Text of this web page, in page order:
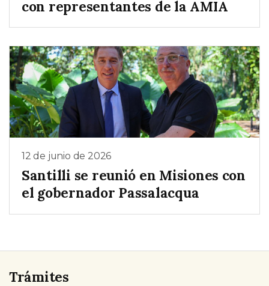
con representantes de la AMIA
12 de junio de 2026
Santilli se reunió en Misiones con
el gobernador Passalacqua
Trámites